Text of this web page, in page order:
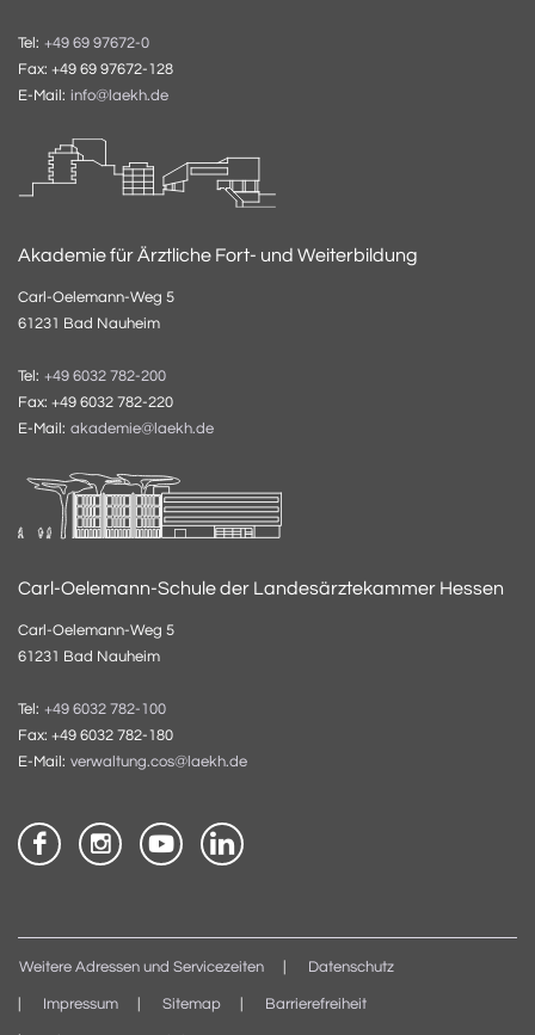
Tel: +49 69 97672-0
Fax: +49 69 97672-128
E-Mail: info@laekh.de
Akademie für Ärztliche Fort- und Weiterbildung
Carl-Oelemann-Weg 5
61231 Bad Nauheim
Tel: +49 6032 782-200
Fax: +49 6032 782-220
E-Mail: akademie@laekh.de
Carl-Oelemann-Schule der Landesärztekammer Hessen
Carl-Oelemann-Weg 5
61231 Bad Nauheim
Tel: +49 6032 782-100
Fax: +49 6032 782-180
E-Mail: verwaltung.cos@laekh.de
Weitere Adressen und Servicezeiten Datenschutz
Impressum Sitemap Barrierefreiheit